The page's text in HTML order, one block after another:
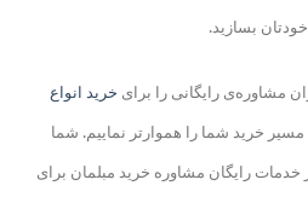
بسازید.
مشاوره‌ی رایگانی را برای خرید انواع
مسیر خرید شما را هموارتر نماییم. شما
خدمات رایگان مشاوره خرید مبلمان برای